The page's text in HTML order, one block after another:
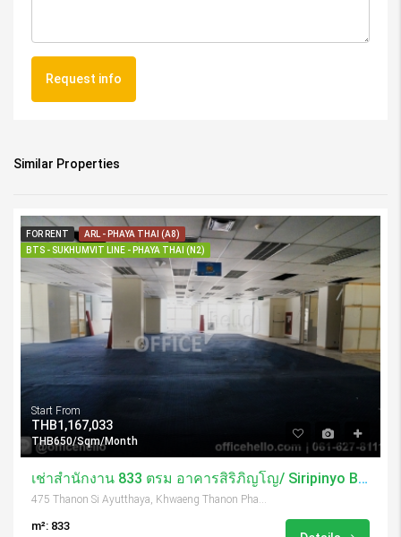
Request info
Similar Properties
FOR RENT
ARL - PHAYA THAI (A8)
BTS - SUKHUMVIT LINE - PHAYA THAI (N2)
Start From
THB1,167,033
THB650/Sqm/Month
เช่าสำนักงาน 833 ตรม อาคารสิริภิญโญ/ Siripinyo Building
m²: 833